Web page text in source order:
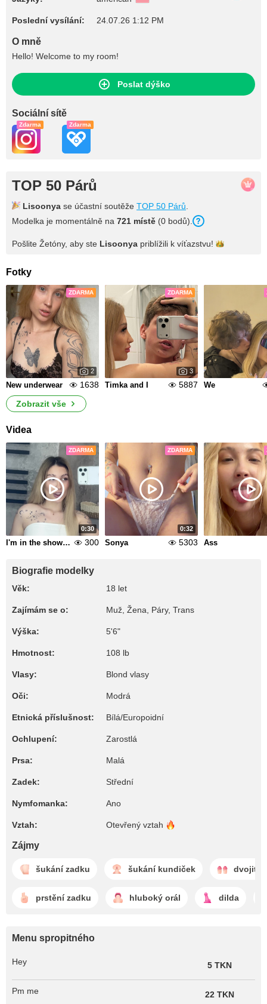
Poslední vysílání: 24.07.26 1:12 PM
O mně
Hello! Welcome to my room!
Poslat dýško
Sociální sítě
Zdarma Zdarma
TOP 50 Párů
Lisoonya se účastní soutěže TOP 50 Párů
Modelka je momentálně na 721 místě (0 bodů).
Pošlite Žetóny, aby ste Lisoonya priblížili k víťazstvu!
Fotky
ZDARMA
2
New underwear 1638
ZDARMA
3
Timka and I 5887 We
Zobrazit vše
Videa
ZDARMA
0:30
I'm in the shower, but for some reason only my pussy is wet 300
ZDARMA
0:32
Sonya 5303 Ass
Biografie modelky
Věk: 18 let
Zajímám se o: Muž, Žena, Páry, Trans
Výška: 5'6"
Hmotnost: 108 lb
Vlasy: Blond vlasy
Oči: Modrá
Etnická příslušnost: Bílá/Europoidní
Ochlupení: Zarostlá
Prsa: Malá
Zadek: Střední
Nymfomanka: Ano
Vztah: Otevřený vztah
Zájmy
šukání zadku šukání kundiček dvojitá
prstění zadku hluboký orál dilda
Menu spropitného
Hey 5 TKN
Pm me 22 TKN